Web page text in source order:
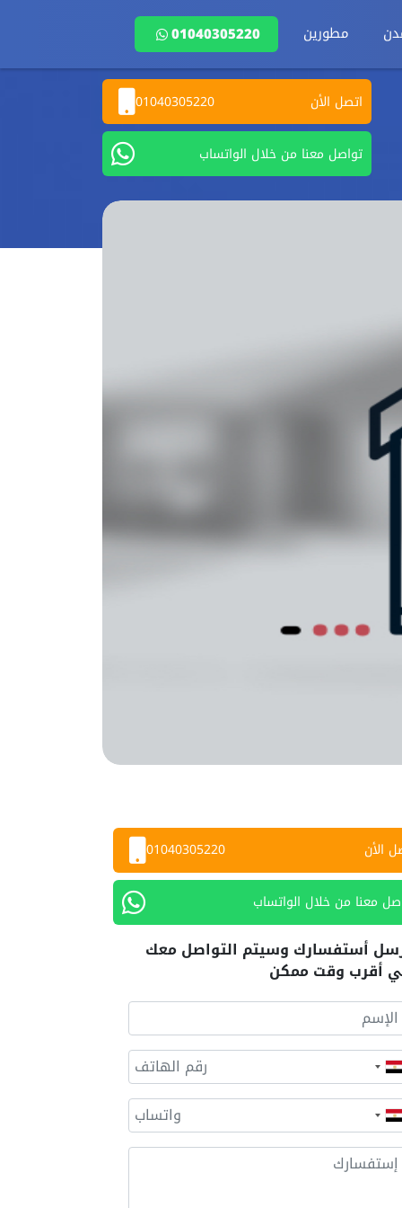
مطورين 01040305220
اتصل الأن 01040305220
تواصل معنا من خلال الواتساب
الأن 01040305220
معنا من خلال الواتساب
أستفسارك وسيتم التواصل معك
أقرب وقت ممكن